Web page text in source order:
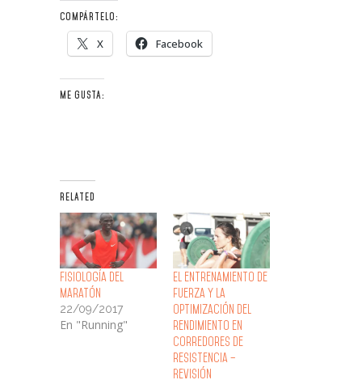
COMPÁRTELO:
X Facebook
ME GUSTA:
RELATED
Fisiología del
Maratón
22/09/2017
En "Running"
El entrenamiento de
fuerza y la
optimización del
rendimiento en
corredores de
resistencia –
Revisión